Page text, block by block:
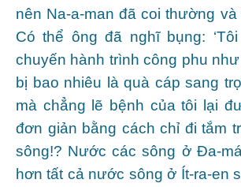
nên Na-a-man đã coi thường
Có thể ông đã nghĩ bụng:
chuyến hành trình công phu
bị bao nhiêu là quà cáp sang
mà chẳng lẽ bệnh của tôi lại
đơn giản bằng cách chỉ đi tắm
sông!? Nước các sông ở Đa-
hơn tất cả nước sông ở Ít-ra-en